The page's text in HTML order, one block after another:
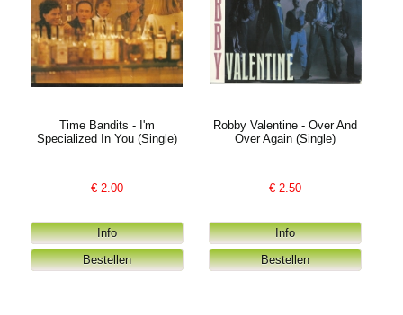
Time Bandits - I'm
Specialized In You (Single)
€ 2.00
Robby Valentine - Over And
Over Again (Single)
€ 2.50